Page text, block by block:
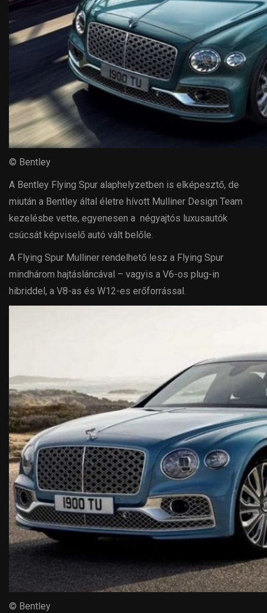
© Bentley
A Bentley Flying Spur alaphelyzetben is elképesztő, de
miután a Bentley által életre hívott Mulliner Design Team
kezelésbe vette, egyenesen a négyajtós luxusautók
csúcsát képviselő autó vált belőle.
A Flying Spur Mulliner rendelhető lesz a Flying Spur
mindhárom hajtásláncával – vagyis a V6-os plug-in
hibriddel, a V8-as és W12-es erőforrással.
© Bentley